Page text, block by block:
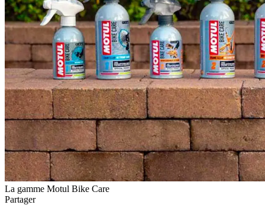
La gamme Motul Bike Care
Partager